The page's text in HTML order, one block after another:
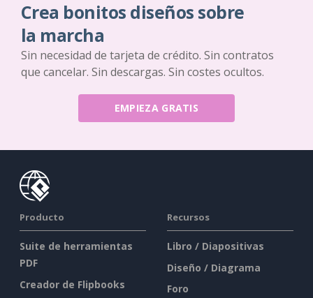
Crea bonitos diseños sobre
la marcha
Sin necesidad de tarjeta de crédito. Sin contratos
que cancelar. Sin descargas. Sin costes ocultos.
EMPIEZA GRATIS
Producto
Suite de herramientas
PDF
Creador de Flipbooks
Recursos
Libro / Diapositivas
Diseño / Diagrama
Foro